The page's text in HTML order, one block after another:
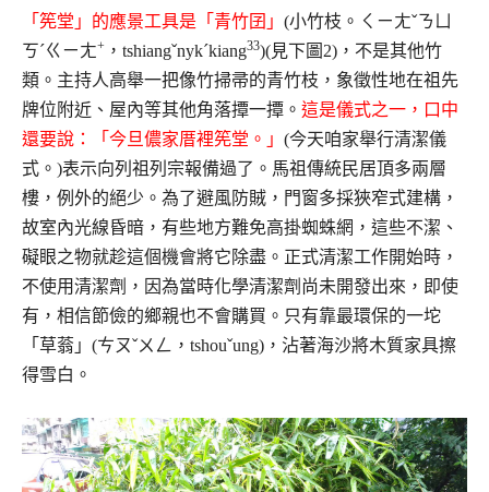
「筅堂」的應景工具是「青竹囝」 (小竹枝。ㄑㄧㄤˇㄋㄩ
ㄎˊㄍㄧㄤ+ ，tshiangˇnykˊkiang33)(見下圖2)，不是其他竹
類。主持人高舉一把像竹掃帚的青竹枝，象徵性地在祖先
牌位附近、屋內等其他角落撢一撢。 這是儀式之一，口中
還要說：「今旦儂家厝裡筅堂。」 (今天咱家舉行清潔儀
式。)表示向列祖列宗報備過了。馬祖傳統民居頂多兩層
樓，例外的絕少。為了避風防賊，門窗多採狹窄式建構，
故室內光線昏暗，有些地方難免高掛蜘蛛網，這些不潔、
礙眼之物就趁這個機會將它除盡。正式清潔工作開始時，
不使用清潔劑，因為當時化學清潔劑尚未開發出來，即使
有，相信節儉的鄉親也不會購買。只有靠最環保的一坨
「草蓊」(ㄘㄡˇㄨㄥ，tshouˇung)，沾著海沙將木質家具擦
得雪白。